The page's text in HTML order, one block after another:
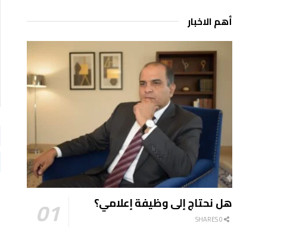
أهم الاخبار
هل نحتاج إلى وظيفة إعلامي؟